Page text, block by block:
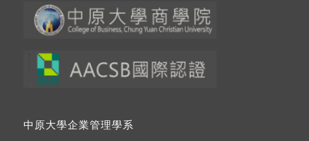
中原大學企業管理學系